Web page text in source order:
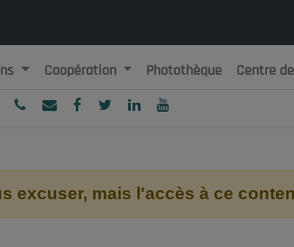
Démocratique et Populaire
Coopération Photothèque Centre
excuser, mais l'accès à ce